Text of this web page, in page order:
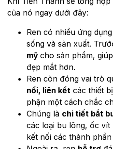
của nó ngay dưới đây:
Ren có nhiều ứng
sống và sản xuất.
mỹ cho sản phẩm,
đẹp mắt hơn.
Ren còn đóng vai trò
nối, liên kết các thiết
phận một cách chắc
Chúng là chi tiết bắt
các loại bu lông, ốc vít
kết nối các thành